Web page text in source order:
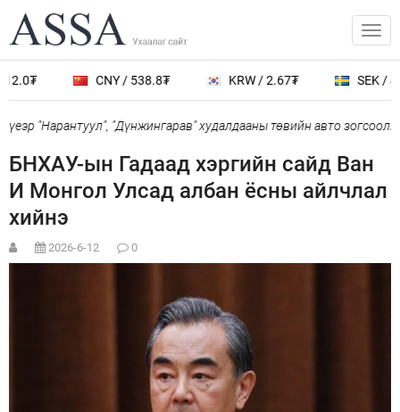
CNY / 538.8₮ KRW / 2.67₮ SEK /
"Нарантуул", "Дүнжингарав" худалдааны төвийн авто зогсоолыг
БНХАУ-ын Гадаад хэргийн сайд Ван
И Монгол Улсад албан ёсны айлчлал
хийнэ
2026-6-12 0